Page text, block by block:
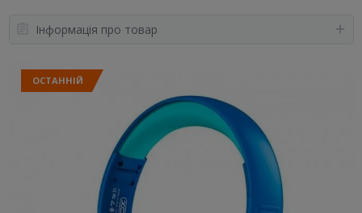
Інформація про товар
ОСТАННІЙ